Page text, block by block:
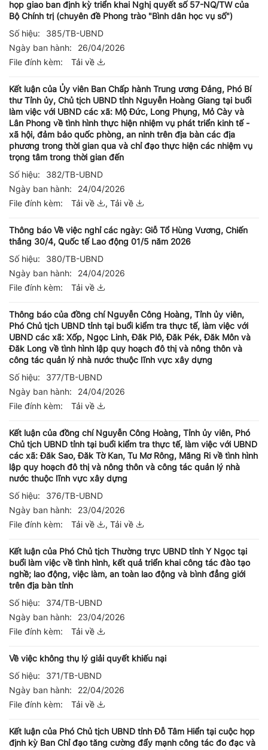
họp giao ban định kỳ triển khai Nghị quyết số 57-NQ/TW của
Bộ Chính trị (chuyên đề Phong trào "Bình dân học vụ số")
Số hiệu:
385/TB-UBND
Ngày ban hành:
26/04/2026
File đính kèm:
Tải về
Kết luận của Ủy viên Ban Chấp hành Trung ương Đảng, Phó Bí
thư Tỉnh ủy, Chủ tịch UBND tỉnh Nguyễn Hoàng Giang tại buổi
làm việc với UBND các xã: Mộ Đức, Long Phụng, Mỏ Cày và
Lân Phong về tình hình thực hiện nhiệm vụ phát triển kinh tế -
xã hội, đảm bảo quốc phòng, an ninh trên địa bàn các địa
phương trong thời gian qua và chỉ đạo thực hiện các nhiệm vụ
trọng tâm trong thời gian đến
Số hiệu:
382/TB-UBND
Ngày ban hành:
24/04/2026
File đính kèm:
Tải về , Tải về
Thông báo Về việc nghỉ các ngày: Giỗ Tổ Hùng Vương, Chiến
thắng 30/4, Quốc tế Lao động 01/5 năm 2026
Số hiệu:
380/TB-UBND
Ngày ban hành:
24/04/2026
File đính kèm:
Tải về
Thông báo của đồng chí Nguyễn Công Hoàng, Tỉnh ủy viên,
Phó Chủ tịch UBND tỉnh tại buổi kiểm tra thực tế, làm việc với
UBND các xã: Xốp, Ngọc Linh, Đăk Plô, Đăk Pék, Đăk Môn và
Đăk Long về tình hình lập quy hoạch đô thị và nông thôn và
công tác quản lý nhà nước thuộc lĩnh vực xây dựng
Số hiệu:
377/TB-UBND
Ngày ban hành:
24/04/2026
File đính kèm:
Tải về
Kết luận của đồng chí Nguyễn Công Hoàng, Tỉnh ủy viên, Phó
Chủ tịch UBND tỉnh tại buổi kiểm tra thực tế, làm việc với UBND
các xã: Đăk Sao, Đăk Tờ Kan, Tu Mơ Rông, Măng Ri về tình hình
lập quy hoạch đô thị và nông thôn và công tác quản lý nhà
nước thuộc lĩnh vực xây dựng
Số hiệu:
376/TB-UBND
Ngày ban hành:
23/04/2026
File đính kèm:
Tải về , Tải về
Kết luận của Phó Chủ tịch Thường trực UBND tỉnh Y Ngọc tại
buổi làm việc về tình hình, kết quả triển khai công tác đào tạo
nghề; lao động, việc làm, an toàn lao động và bình đẳng giới
trên địa bàn tỉnh
Số hiệu:
374/TB-UBND
Ngày ban hành:
23/04/2026
File đính kèm:
Tải về
Về việc không thụ lý giải quyết khiếu nại
Số hiệu:
371/TB-UBND
Ngày ban hành:
22/04/2026
File đính kèm:
Tải về
Kết luận của Phó Chủ tịch UBND tỉnh Đỗ Tâm Hiển tại cuộc họp
định kỳ Ban Chỉ đạo tăng cường đẩy mạnh công tác đo đạc và